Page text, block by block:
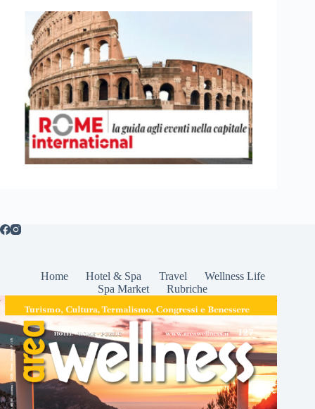
Home Hotel & Spa Travel
Wellness Life
Spa Market
Rubriche